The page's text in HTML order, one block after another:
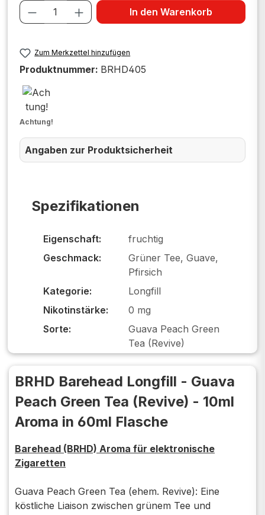
Spezifikationen
Eigenschaft:
fruchtig
Geschmack:
Grüner Tee, Guave,
Pfirsich
Kategorie:
Longfill
Nikotinstärke:
0 mg
Sorte:
Guava Peach Green
Tea (Revive)
Produkt Anzahl: Gib den
In den Warenkorb
Zum Merkzettel hinzufügen
Produktnummer: BRHD405
Achtung!
Angaben zur Produktsicherheit
BRHD Barehead Longfill - Guava
Peach Green Tea (Revive) - 10ml
Aroma in 60ml Flasche
Barehead (BRHD) Aroma für elektronische
Zigaretten
Guava Peach Green Tea (ehem. Revive): Eine
köstliche Liaison zwischen grünem Tee und